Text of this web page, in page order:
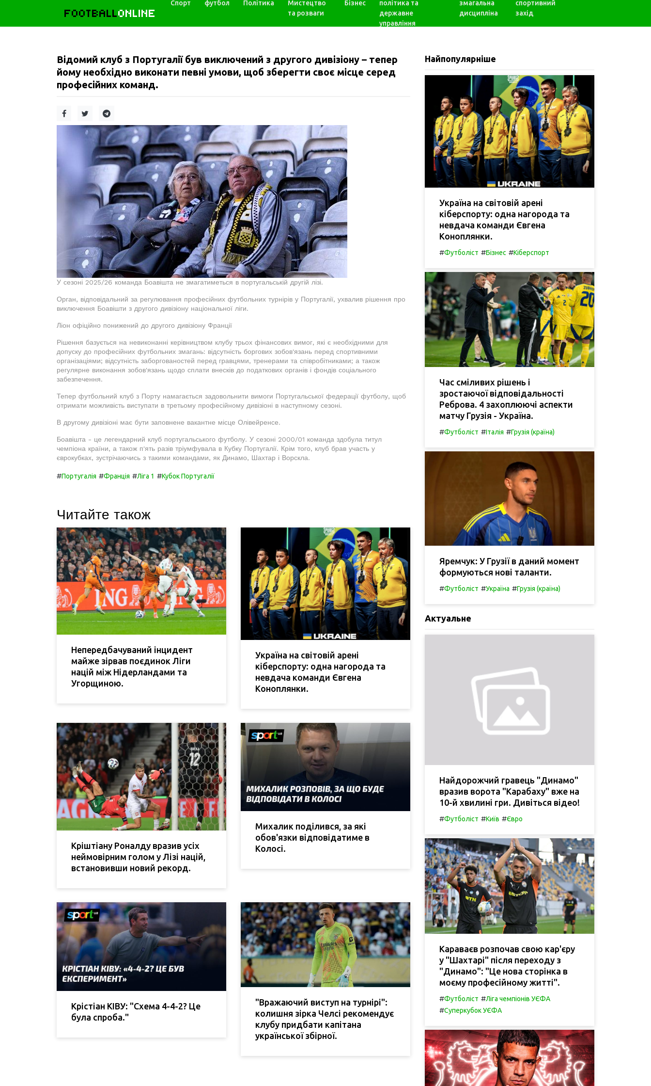
FOOTBALLONLINE
Спорт футбол Політика
Мистецтво
та розваги
Бізнес
політика та
державне
управління
змагальна
дисципліна
спортивний
захід
Відомий клуб з Португалії був виключений з другого дивізіону – тепер
йому необхідно виконати певні умови, щоб зберегти своє місце серед
професійних команд.
У сезоні 2025/26 команда Боавішта не змагатиметься в португальській другій лізі.
Орган, відповідальний за регулювання професійних футбольних турнірів у Португалії, ухвалив рішення про
виключення Боавішти з другого дивізіону національної ліги.
Ліон офіційно понижений до другого дивізіону Франції
Рішення базується на невиконанні керівництвом клубу трьох фінансових вимог, які є необхідними для
допуску до професійних футбольних змагань: відсутність боргових зобов'язань перед спортивними
організаціями; відсутність заборгованостей перед гравцями, тренерами та співробітниками; а також
регулярне виконання зобов'язань щодо сплати внесків до податкових органів і фондів соціального
забезпечення.
Тепер футбольний клуб з Порту намагається задовольнити вимоги Португальської федерації футболу, щоб
отримати можливість виступати в третьому професійному дивізіоні в наступному сезоні.
В другому дивізіоні має бути заповнене вакантне місце Олівейренсе.
Боавішта - це легендарний клуб португальського футболу. У сезоні 2000/01 команда здобула титул
чемпіона країни, а також п'ять разів тріумфувала в Кубку Португалії. Крім того, клуб брав участь у
єврокубках, зустрічаючись з такими командами, як Динамо, Шахтар і Ворскла.
#Португалія #Франція #Ліга 1 #Кубок Португалії
Читайте також
Непередбачуваний інцидент
майже зірвав поєдинок Ліги
націй між Нідерландами та
Угорщиною.
Україна на світовій арені
кіберспорту: одна нагорода та
невдача команди Євгена
Коноплянки.
Кріштіану Роналду вразив усіх
неймовірним голом у Лізі націй,
встановивши новий рекорд.
Михалик поділився, за які
обов'язки відповідатиме в
Колосі.
Крістіан КІВУ: "Схема 4-4-2? Це
була спроба."
"Вражаючий виступ на турнірі":
колишня зірка Челсі рекомендує
клубу придбати капітана
української збірної.
Найпопулярніше
Україна на світовій арені
кіберспорту: одна нагорода та
невдача команди Євгена
Коноплянки.
#Футболіст #Бізнес #Кіберспорт
Час сміливих рішень і
зростаючої відповідальності
Реброва. 4 захоплюючі аспекти
матчу Грузія - Україна.
#Футболіст #Італія #Грузія (країна)
Яремчук: У Грузії в даний момент
формуються нові таланти.
#Футболіст #Україна #Грузія (країна)
Актуальне
Найдорожчий гравець "Динамо"
вразив ворота "Карабаху" вже на
10-й хвилині гри. Дивіться відео!
#Футболіст #Київ #Євро
Караваєв розпочав свою кар'єру
у "Шахтарі" після переходу з
"Динамо": "Це нова сторінка в
моєму професійному житті".
#Футболіст #Ліга чемпіонів УЄФА
#Суперкубок УЄФА